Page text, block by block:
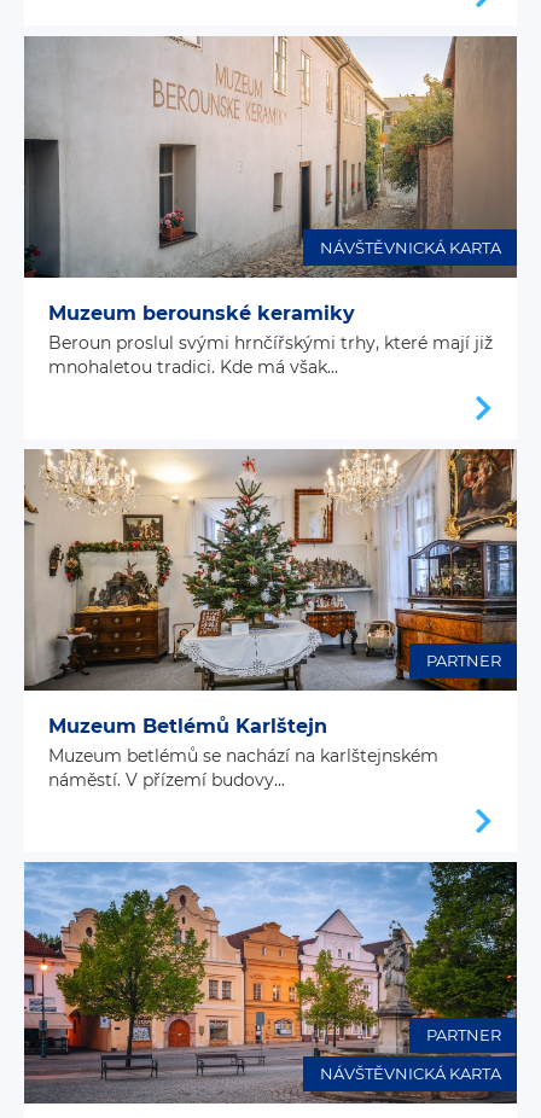
NÁVŠTĚVNICKÁ KARTA
Muzeum berounské keramiky
Beroun proslul svými hrnčířskými trhy, které mají již
mnohaletou tradici. Kde má však...
PARTNER
Muzeum Betlémů Karlštejn
Muzeum betlémů se nachází na karlštejnském
náměstí. V přízemí budovy...
NÁVŠTĚVNICKÁ KARTA
PARTNER